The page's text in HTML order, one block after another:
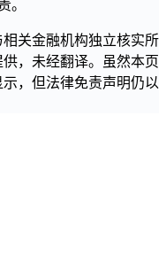
。
关金融机构独立核实所
，未经翻译。虽然本页
，但法律免责声明仍以